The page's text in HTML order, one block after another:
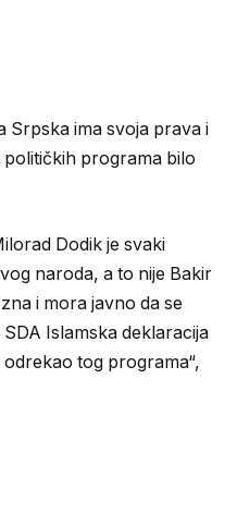
Srpska ima svoja prava i
političkih programa bilo
Dodik je svaki
naroda, a to nije Bakir
i mora javno da se
Islamska deklaracija
tog programa“,